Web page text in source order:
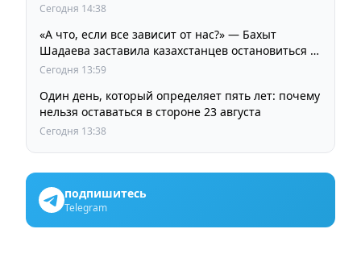
Сегодня 14:38
«А что, если все зависит от нас?» — Бахыт
Шадаева заставила казахстанцев остановиться и
задуматься
Сегодня 13:59
Один день, который определяет пять лет: почему
нельзя оставаться в стороне 23 августа
Сегодня 13:38
подпишитесь
Telegram